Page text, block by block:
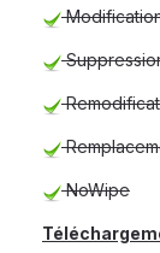
NoWipe